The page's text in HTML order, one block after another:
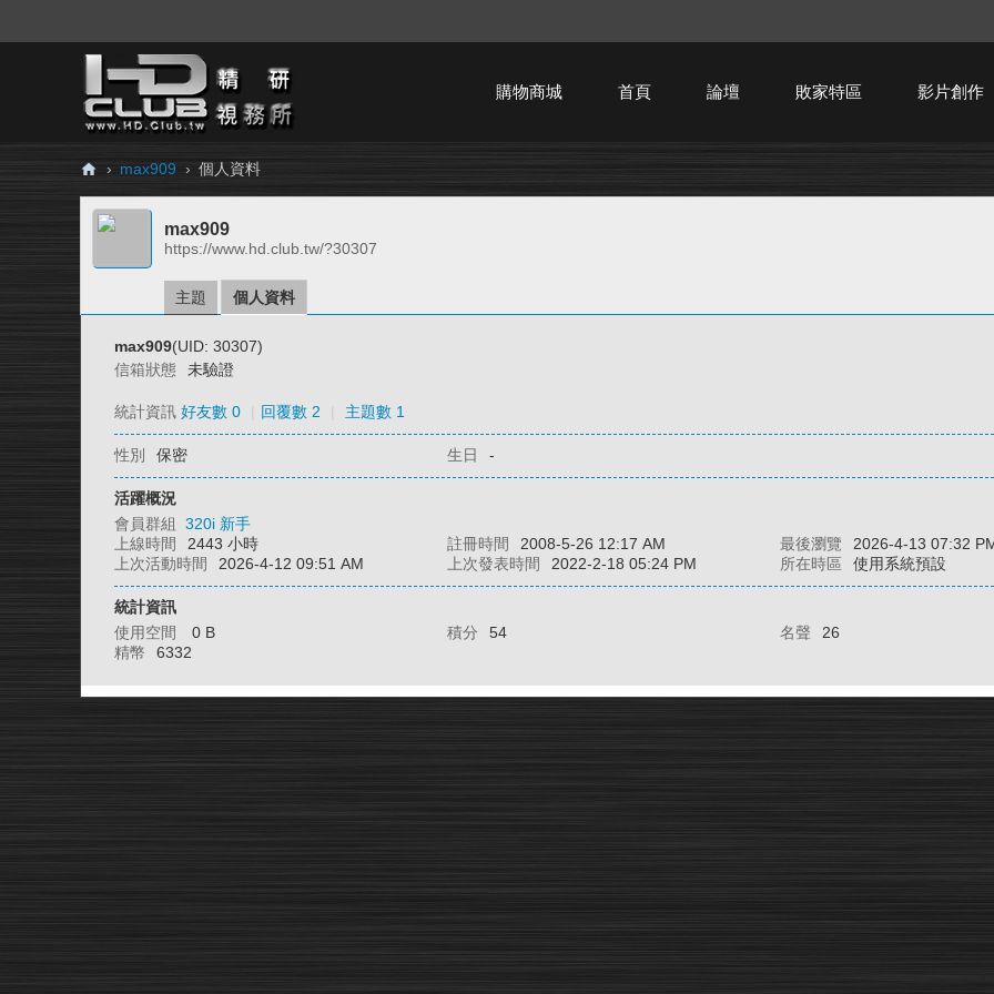
購物商城 首頁 論壇 敗家特區 影片創作
H
Cl
› max909 › 個人資料
max909
https://www.hd.club.tw/?30307
主題 個人資料
max909(UID: 30307)
信箱狀態
未驗證
統計資訊 好友數 0 回覆數 2 主題數 1
性別 保密 生日 -
活躍概況
會員群組 320i 新手
上線時間
2443 小時 註冊時間 2008-5-26 12:17 AM 最後瀏覽
2026-4-13 07:32
上次活動時間
2026-4-12 09:51 AM 上次發表時間 2022-2-18 05:24 PM 所在時區 使用系統預設
統計資訊
使用空間
0 B 積分 54 名聲
26
精幣
6332